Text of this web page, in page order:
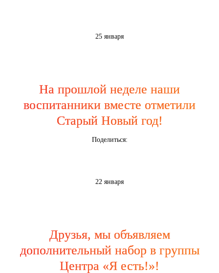
25 января
На прошлой неделе наши
воспитанники вместе отметили
Старый Новый год!
Поделиться:
22 января
Друзья, мы объявляем
дополнительный набор в группы
Центра «Я есть!»!